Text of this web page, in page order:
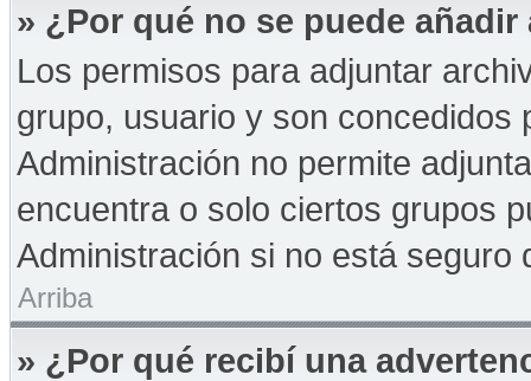
» ¿Por qué no se puede
Los permisos para adjuntar
grupo, usuario y son concedidos
Administración no permite
encuentra o solo ciertos grupos
Administración si no está seguro
Arriba
» ¿Por qué recibí una